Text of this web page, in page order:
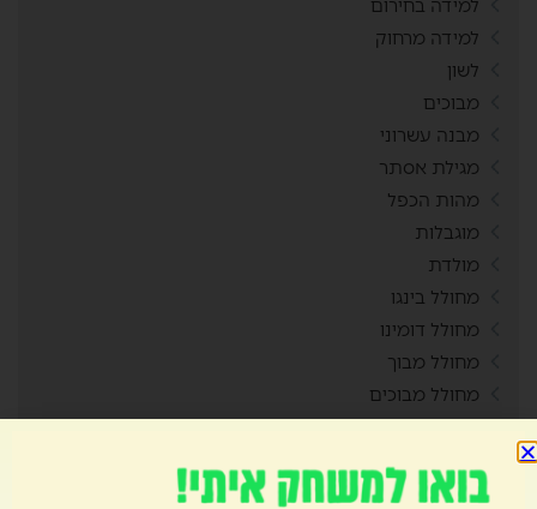
למידה מרחוק
לשון
מבוכים
מבנה עשרוני
מגילת אסתר
מהות הכפל
מוגבלות
מולדת
מחולל בינגו
מחולל דומינו
מחולל מבוך
מחולל מבוכים
מחולל סביבון
מחולל קובייה